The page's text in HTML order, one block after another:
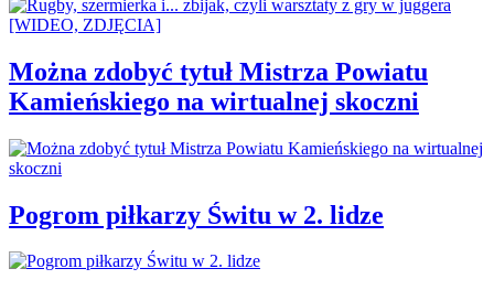
Można zdobyć tytuł Mistrza Powiatu
Kamieńskiego na wirtualnej skoczni
Pogrom piłkarzy Świtu w 2. lidze